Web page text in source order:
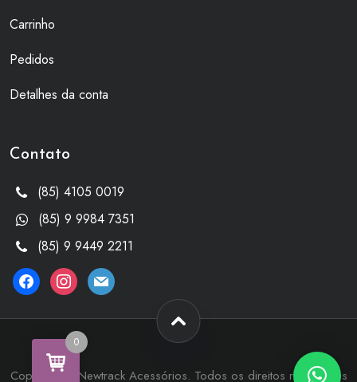
Carrinho
Pedidos
Detalhes da conta
Contato
(85) 4105 0019
(85) 9 9984 7351
(85) 9 9449 2211
facebookinstagram
mail
Copyright © Newtrack Acessórios. Todos os direitos reservados
0